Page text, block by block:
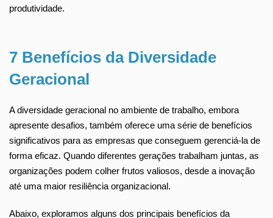
produtividade.
7 Benefícios da Diversidade
Geracional
A diversidade geracional no ambiente de trabalho, embora
apresente desafios, também oferece uma série de benefícios
significativos para as empresas que conseguem gerenciá-la de
forma eficaz. Quando diferentes gerações trabalham juntas, as
organizações podem colher frutos valiosos, desde a inovação
até uma maior resiliência organizacional.
Abaixo, exploramos alguns dos principais benefícios da